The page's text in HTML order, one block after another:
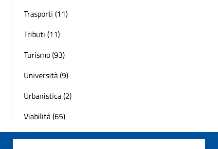
Trasporti (11)
Tributi (11)
Turismo (93)
Università (9)
Urbanistica (2)
Viabilità (65)